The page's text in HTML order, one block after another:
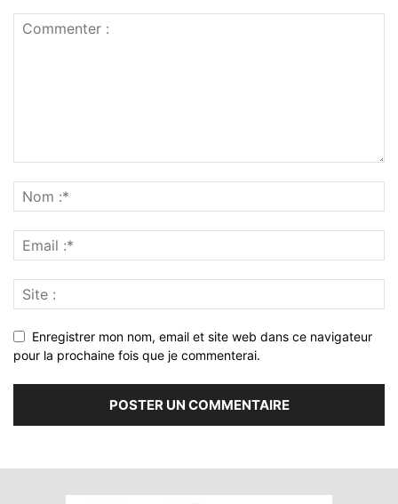
Enregistrer mon nom, email et site web dans ce navigateur
pour la prochaine fois que je commenterai.